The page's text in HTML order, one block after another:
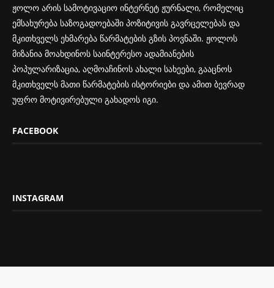
ჟოლო არის სამოტივაციო ინტერნეტ ჟურნალი, რომელიც
ემსახურება საზოგადოებაში პოზიტივის გავრცელებას და
მკითხველს ეხმარება წარმატების გზის პოვნაში. ჟოლოს
მიზანია მოახდინოს საინტერესო ადამიანების
პოპულარიზაცია, აღმოაჩინოს ახალი სახეები, გააცნოს
მკითხველს მათი წარმატების ისტორიები და ამით ბევრად
უფრო მოტივირებული გახადოს იგი.
FACEBOOK
INSTAGRAM